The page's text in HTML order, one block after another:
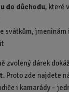
do důchodu, které
svátkům, jmeninám
zvolený dárek
. Proto zde najdete
i kamarády –